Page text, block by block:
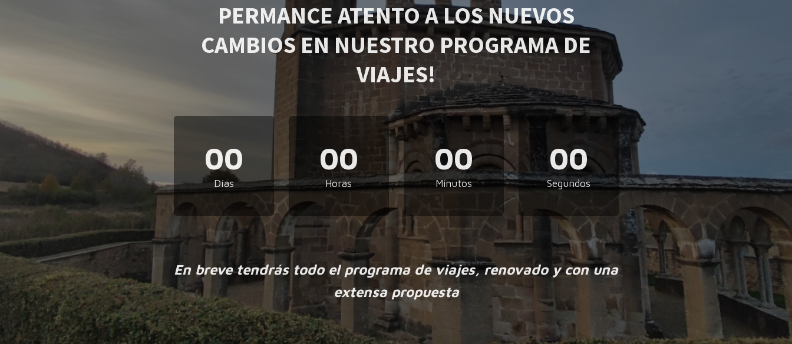
PERMANCE ATENTO A LOS NUEVOS
CAMBIOS EN NUESTRO PROGRAMA DE
VIAJES!
00
Días
00
Horas
00
Minutos
00
Segundos
En breve tendrás todo el programa de viajes, renovado y con una
extensa propuesta